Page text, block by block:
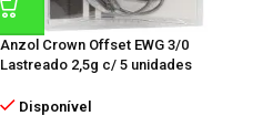
Anzol Crown Offset EWG 3/0
Lastreado 2,5g c/ 5 unidades
Disponível